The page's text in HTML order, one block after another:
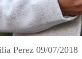
Perez 09/07/2018